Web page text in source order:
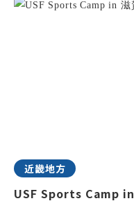
近畿地方
USF Sports Camp